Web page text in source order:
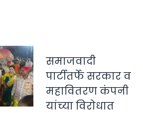
समाजवादी
पार्टीतर्फे सरकार व
महावितरण कंपनी
यांच्या विरोधात